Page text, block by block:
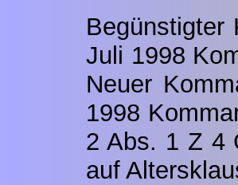
Begünstigter
Juli 1998
Neuer
1998
2 Abs. 1 Z 4
auf